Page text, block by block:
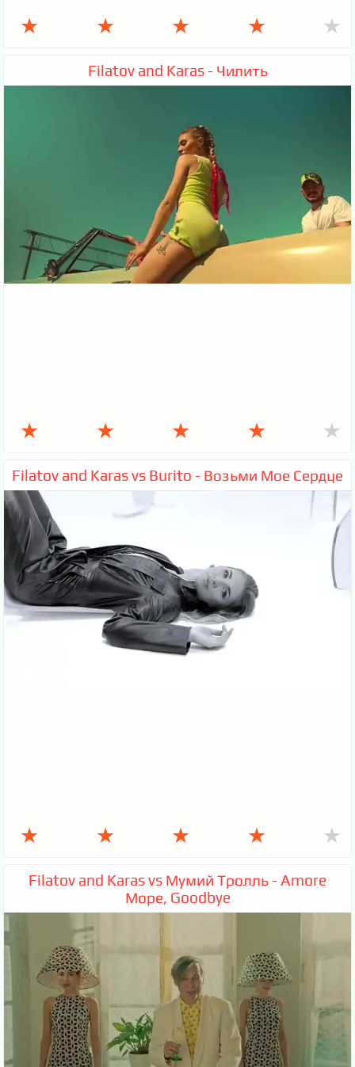
★ ★ ★ ★ ★
Filatov and Karas - Чилить
★ ★ ★ ★ ★
Filatov and Karas vs Burito - Возьми Мое Сердце
★ ★ ★ ★ ★
Filatov and Karas vs Мумий Тролль - Amore
Море, Goodbye